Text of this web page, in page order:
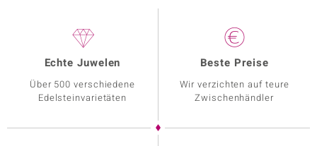
Echte Juwelen
Über 500 verschiedene
Edelsteinvarietäten
Beste Preise
Wir verzichten auf teure
Zwischenhändler